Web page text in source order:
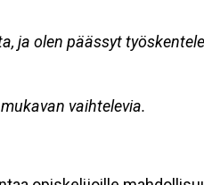
ja olen päässyt
vaihtelevia.